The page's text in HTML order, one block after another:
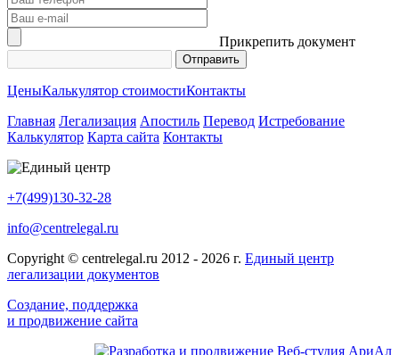
Прикрепить документ
ЦеныКалькулятор стоимостиКонтакты
Главная Легализация Апостиль Перевод Истребование
Калькулятор Карта сайта Контакты
+7(499)130-32-28
info@centrelegal.ru
Copyright © centrelegal.ru 2012 - 2026 г. Единый центр
легализации документов
Создание, поддержка
и продвижение сайта